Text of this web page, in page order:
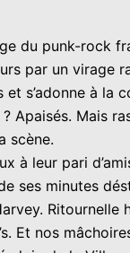
du punk-rock
par un virage
s’adonne à
Apaisés. Mais
scène.
à leur pari
ses minutes
Et nos